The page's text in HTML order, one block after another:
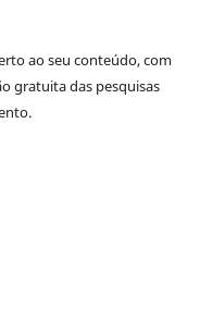
ao seu conteúdo, com
gratuita das pesquisas